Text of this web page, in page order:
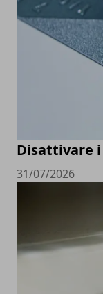
Disattivare
31/07/2026